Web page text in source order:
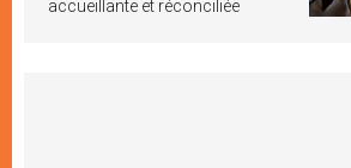
accueillante et réconciliée